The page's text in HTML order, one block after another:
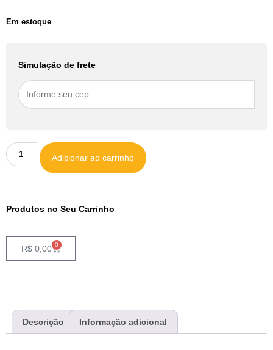
Em estoque
Simulação de frete
Adicionar ao carrinho
Produtos no Seu Carrinho
R$ 0,00 0
Descrição Informação adicional